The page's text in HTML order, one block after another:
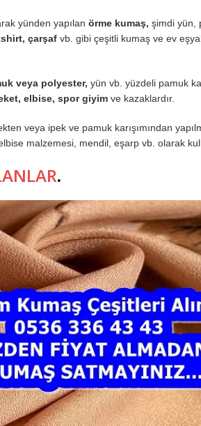
yünden yapılan örme kumaş, şimdi yün,
çarşaf vb. gibi çeşitli kumaş ve ev
veya polyester, yün vb. yüzdeli pamuk
elbise, spor giyim ve kazaklardır.
veya ipek ve pamuk karışımından
malzemesi, mendil, eşarp vb. olarak
.